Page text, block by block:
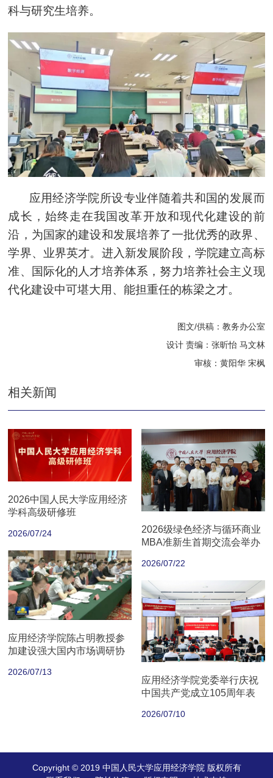
科与研究生培养。
应用经济学院所设专业伴随着共和国的发展而
成长，始终走在我国改革开放和现代化建设的前
沿，为国家的建设和发展培养了一批优秀的政界、
学界、业界英才。进入新发展阶段，学院建立高标
准、国际化的人才培养体系，努力培养社会主义现
代化建设中可堪大用、能担重任的栋梁之才。
图文/供稿：教务办公室
设计 责编：张昕怡 马文林
审核：黄阳华 宋枫
相关新闻
2026中国人民大学应用经济
学科高级研修班
2026/07/24
2026级绿色经济与循环商业
MBA准新生首期交流会举办
2026/07/22
应用经济学院陈占明教授参
加建设强大国内市场调研协
2026/07/13
应用经济学院党委举行庆祝
中国共产党成立105周年表
2026/07/10
Copyright © 2019 中国人民大学应用经济学院 版权所有